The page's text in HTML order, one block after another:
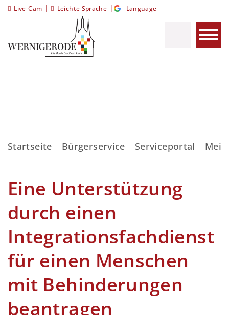
Live-Cam | Leichte Sprache | Language
Startseite Bürgerservice Serviceportal
Eine Unterstützung
durch einen
Integrationsfachdienst
für einen Menschen
mit Behinderungen
beantragen